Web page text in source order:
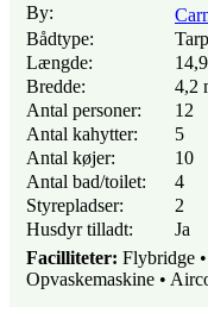
By:
Bådtype:
Længde:
Bredde:
4,2
Antal personer:
12
Antal kahytter:
5
Antal køjer:
10
Antal bad/toilet:
4
Styrepladser:
2
Husdyr tilladt:
Ja
Facilliteter: Flybridge
Opvaskemaskine •